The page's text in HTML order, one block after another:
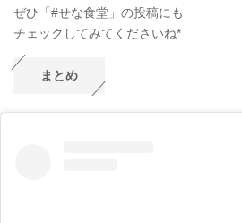
ぜひ「#せな食堂」の投稿にも
チェックしてみてくださいね*
まとめ